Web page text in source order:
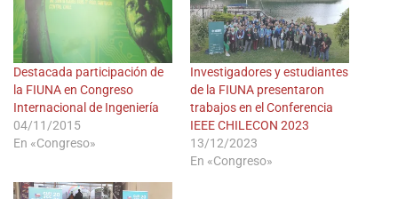
Destacada participación de
la FIUNA en Congreso
Internacional de Ingeniería
04/11/2015
En «Congreso»
Investigadores y estudiantes
de la FIUNA presentaron
trabajos en el Conferencia
IEEE CHILECON 2023
13/12/2023
En «Congreso»